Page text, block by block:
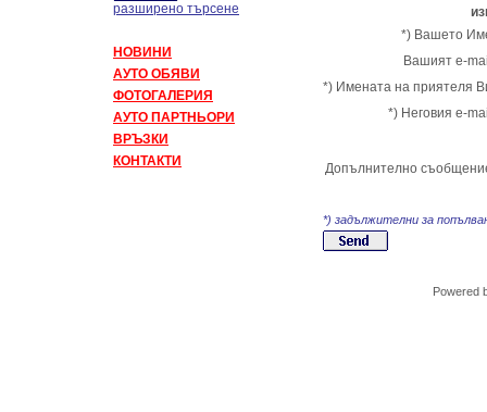
разширено търсене
НОВИНИ
АУТО ОБЯВИ
ФОТОГАЛЕРИЯ
АУТО ПАРТНЬОРИ
ВРЪЗКИ
КОНТАКТИ
*) Вашето
Вашият e-
*) Имената на приятеля
*) Неговия e-
Допълнително
*) задължителни за
Powered